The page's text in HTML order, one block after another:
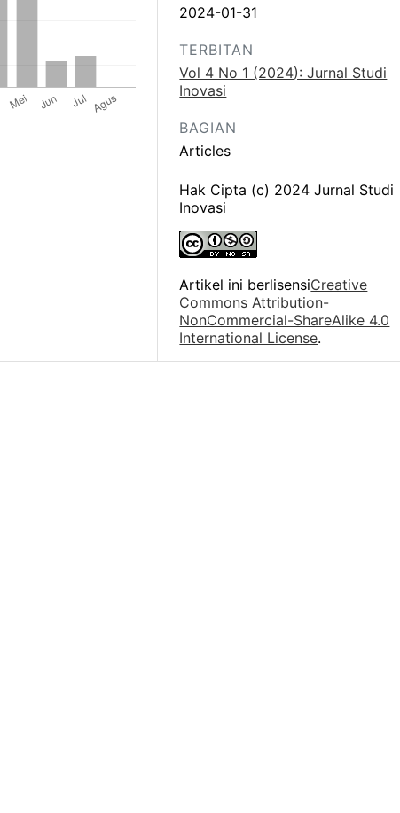
2024-01-31
TERBITAN
Vol 4 No 1 (2024): Jurnal Studi
Inovasi
BAGIAN
Articles
Hak Cipta (c) 2024 Jurnal Studi
Inovasi
Artikel ini berlisensiCreative
Commons Attribution-
NonCommercial-ShareAlike 4.0
International License.